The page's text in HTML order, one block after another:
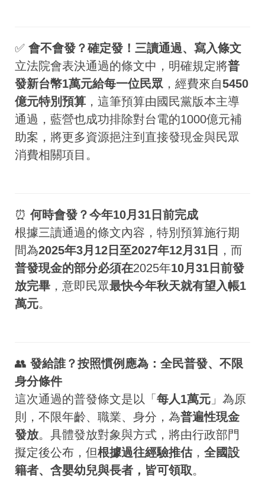
✅ 會不會發？確定發！三讀通過、寫入條文
立法院會表決通過的條文中，明確規定將普
發新台幣1萬元給每一位民眾 ，經費來自5450
億元特別預算 ，這筆預算由國民黨版本主導
通過，藍營也成功排除對台電的1000億元補
助案，將更多資源挹注到直接發現金與民眾
消費相關項目。
⏰ 何時會發？今年10月31日前完成
根據三讀通過的條文內容，特別預算施行期
間為2025年3月12日至2027年12月31日
，而
普發現金的部分必須在2025年10月31日前發
放完畢 ，意即民眾最快今年秋天就有望入帳1
萬元。
👥 發給誰？按照慣例應為：全民普發、不限
身分條件
這次通過的普發條文是以「 每人1萬元 」為原
則，不限年齡、職業、身分，為普遍性現金
發放。具體發放對象與方式，將由行政部門
擬定後公布，但根據過往經驗推估， 全國設
籍者、含嬰幼兒與長者，皆可領取。